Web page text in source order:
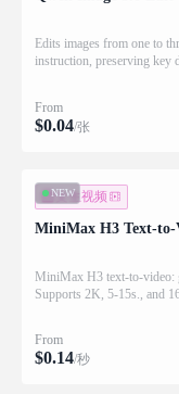
Edits images from one to
instruction, preserving key
From
$0.04/张
NEW
文生视频
MiniMax H3 Text-to-
MiniMax H3 text-to-video:
Supports 2K, 5-15s., and
From
$0.14/秒